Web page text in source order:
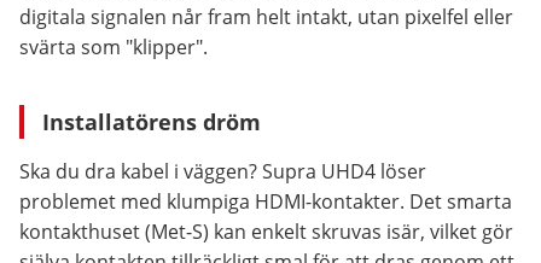
digitala signalen når fram helt intakt, utan pixelfel eller
svärta som "klipper".
Installatörens dröm
Ska du dra kabel i väggen? Supra UHD4 löser
problemet med klumpiga HDMI-kontakter. Det smarta
kontakthuset (Met-S) kan enkelt skruvas isär, vilket gör